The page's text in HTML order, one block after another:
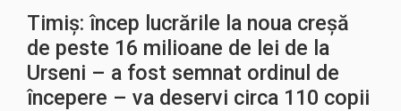
Timiș: încep lucrările la noua creșă
de peste 16 milioane de lei de la
Urseni – a fost semnat ordinul de
începere – va deservi circa 110 copii